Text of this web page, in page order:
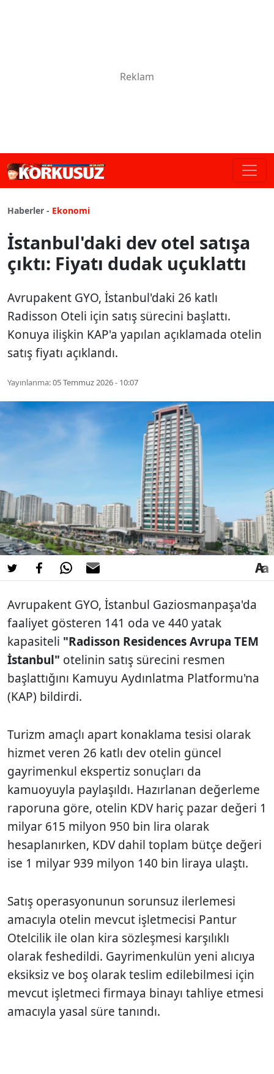
Haberler - Ekonomi
İstanbul'daki dev otel satışa
çıktı: Fiyatı dudak uçuklattı
Avrupakent GYO, İstanbul'daki 26 katlı
Radisson Oteli için satış sürecini başlattı.
Konuya ilişkin KAP'a yapılan açıklamada otelin
satış fiyatı açıklandı.
Yayınlanma:05 Temmuz 2026 - 10:07
Avrupakent GYO, İstanbul Gaziosmanpaşa'da
faaliyet gösteren 141 oda ve 440 yatak
kapasiteli "Radisson Residences Avrupa TEM
İstanbul" otelinin satış sürecini resmen
başlattığını Kamuyu Aydınlatma Platformu'na
(KAP) bildirdi.
Turizm amaçlı apart konaklama tesisi olarak
hizmet veren 26 katlı dev otelin güncel
gayrimenkul ekspertiz sonuçları da
kamuoyuyla paylaşıldı. Hazırlanan değerleme
raporuna göre, otelin KDV hariç pazar değeri 1
milyar 615 milyon 950 bin lira olarak
hesaplanırken, KDV dahil toplam bütçe değeri
ise 1 milyar 939 milyon 140 bin liraya ulaştı.
Satış operasyonunun sorunsuz ilerlemesi
amacıyla otelin mevcut işletmecisi Pantur
Otelcilik ile olan kira sözleşmesi karşılıklı
olarak feshedildi. Gayrimenkulün yeni alıcıya
eksiksiz ve boş olarak teslim edilebilmesi için
mevcut işletmeci firmaya binayı tahliye etmesi
amacıyla yasal süre tanındı.